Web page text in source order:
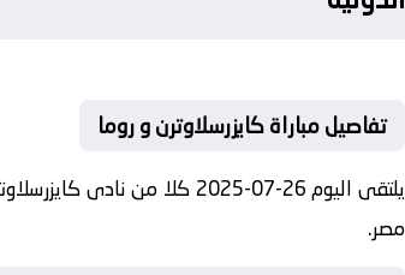
تفاصيل مباراة كايزرسلاوترن و روما
مصر.